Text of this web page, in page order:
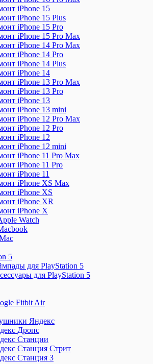
iPhone 15
iPhone 15 Plus
iPhone 15 Pro
iPhone 15 Pro Max
iPhone 14 Pro Max
iPhone 14 Pro
iPhone 14 Plus
iPhone 14
iPhone 13 Pro Max
iPhone 13 Pro
iPhone 13
iPhone 13 mini
iPhone 12 Pro Max
iPhone 12 Pro
iPhone 12
iPhone 12 mini
iPhone 11 Pro Max
iPhone 11 Pro
iPhone 11
iPhone XS Max
iPhone XS
iPhone XR
iPhone X
Watch
5
для PlayStation 5
для PlayStation 5
Fitbit Air
Яндекс
Дропс
Станции
Станция Стрит
Станция 3